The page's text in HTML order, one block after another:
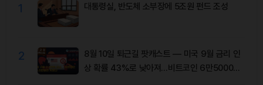
1 대통령실, 반도체 소부장에 5조원 펀드 조성
2
8월 10일 퇴근길 팟캐스트 — 미국 9월 금리 인
상 확률 43%로 낮아져…비트코인 6만5000달